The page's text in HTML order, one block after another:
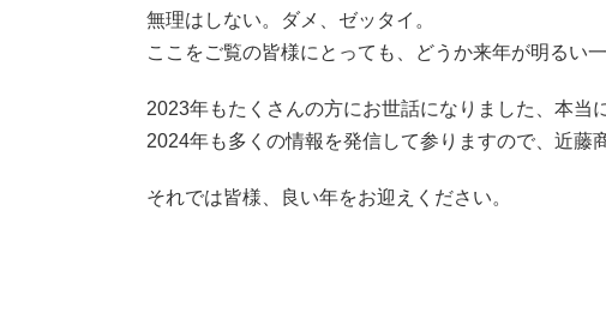
無理はしない。ダメ、ゼッタイ。
ここをご覧の皆様にとっても、どうか来年が明るい
2023年もたくさんの方にお世話になりました、本当
2024年も多くの情報を発信して参りますので、近藤
それでは皆様、良い年をお迎えください。